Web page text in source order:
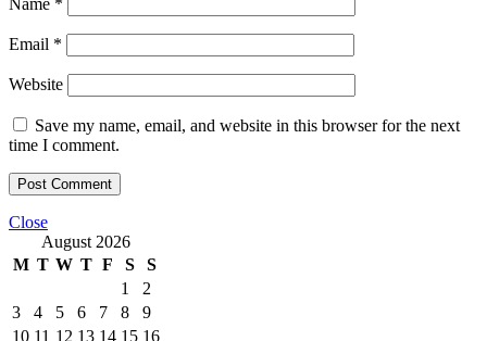
Name *
Email *
Website
Save my name, email, and website in this browser for the next
time I comment.
Close
August 2026
M T W T F S
S
1
2
3
4 5 6 7 8
9
10 11 12 13 14 15 16